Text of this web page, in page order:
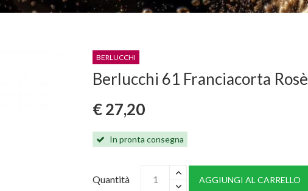
BERLUCCHI
Berlucchi 61 Franciacorta Rosè
€ 27,20
In pronta consegna
Quantità AGGIUNGI AL CARRELLO